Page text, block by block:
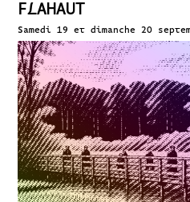
FLAHAUT
Samedi 19 et dimanche 20